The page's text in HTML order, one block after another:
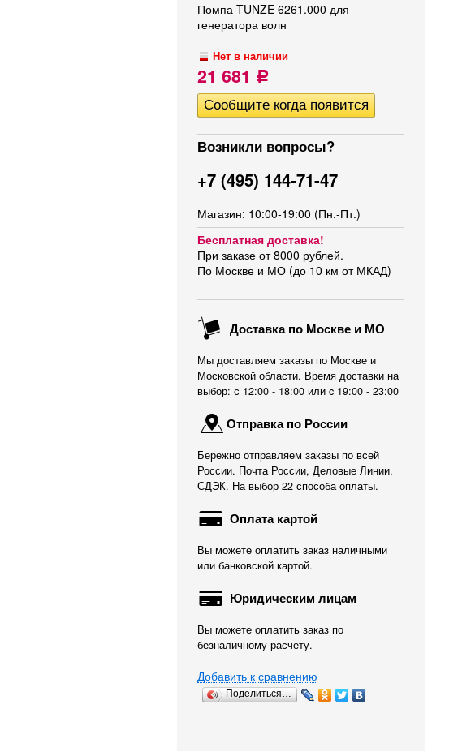
Помпа TUNZE 6261.000 для
генератора волн
Нет в наличии
21 681 Р
Возникли вопросы?
+7 (495) 144-71-47
Магазин: 10:00-19:00 (Пн.-Пт.)
Бесплатная доставка!
При заказе от 8000 рублей.
По Москве и МО (до 10 км от МКАД)
Доставка по Москве и МО
Мы доставляем заказы по Москве и
Московской области. Время доставки на
выбор: с 12:00 - 18:00 или c 19:00 - 23:00
Отправка по России
Бережно отправляем заказы по всей
России. Почта России, Деловые Линии,
СДЭК. На выбор 22 способа оплаты.
Оплата картой
Вы можете оплатить заказ наличными
или банковской картой.
Юридическим лицам
Вы можете оплатить заказ по
безналичному расчету.
Добавить к сравнению
Поделиться…